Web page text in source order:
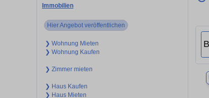
Immobilien
Hier Angebot veröffentlichen
❯ Wohnung Mieten
❯ Wohnung Kaufen
❯ Zimmer mieten
❯ Haus Kaufen
❯ Haus Mieten